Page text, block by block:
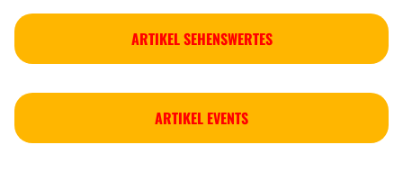
ARTIKEL SEHENSWERTES
ARTIKEL EVENTS